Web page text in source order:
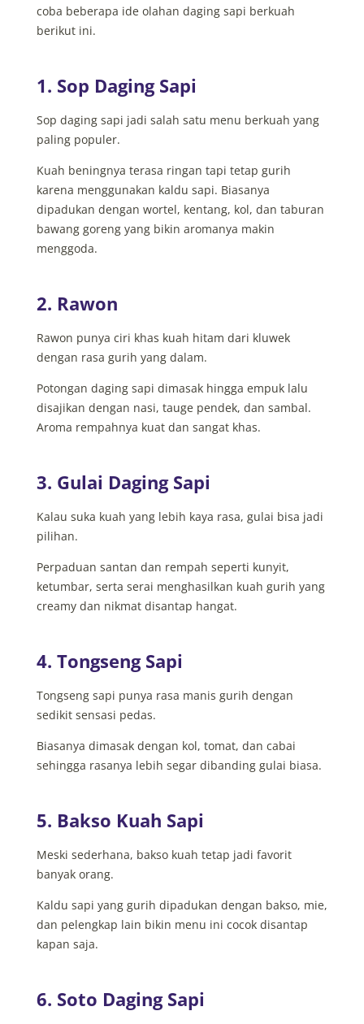
coba beberapa ide olahan daging sapi berkuah
berikut ini.
1. Sop Daging Sapi
Sop daging sapi jadi salah satu menu berkuah yang
paling populer.
Kuah beningnya terasa ringan tapi tetap gurih
karena menggunakan kaldu sapi. Biasanya
dipadukan dengan wortel, kentang, kol, dan taburan
bawang goreng yang bikin aromanya makin
menggoda.
2. Rawon
Rawon punya ciri khas kuah hitam dari kluwek
dengan rasa gurih yang dalam.
Potongan daging sapi dimasak hingga empuk lalu
disajikan dengan nasi, tauge pendek, dan sambal.
Aroma rempahnya kuat dan sangat khas.
3. Gulai Daging Sapi
Kalau suka kuah yang lebih kaya rasa, gulai bisa jadi
pilihan.
Perpaduan santan dan rempah seperti kunyit,
ketumbar, serta serai menghasilkan kuah gurih yang
creamy dan nikmat disantap hangat.
4. Tongseng Sapi
Tongseng sapi punya rasa manis gurih dengan
sedikit sensasi pedas.
Biasanya dimasak dengan kol, tomat, dan cabai
sehingga rasanya lebih segar dibanding gulai biasa.
5. Bakso Kuah Sapi
Meski sederhana, bakso kuah tetap jadi favorit
banyak orang.
Kaldu sapi yang gurih dipadukan dengan bakso, mie,
dan pelengkap lain bikin menu ini cocok disantap
kapan saja.
6. Soto Daging Sapi